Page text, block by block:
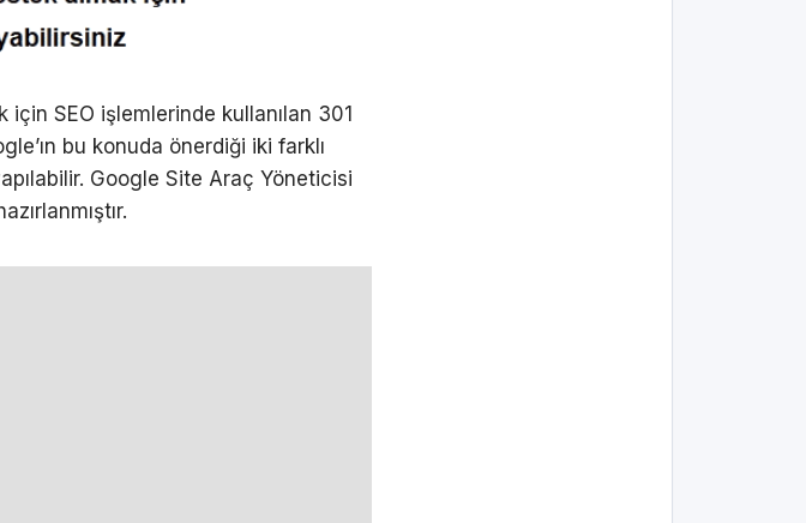
için SEO işlemlerinde kullanılan 301
bu konuda önerdiği iki farklı
Google Site Araç Yöneticisi